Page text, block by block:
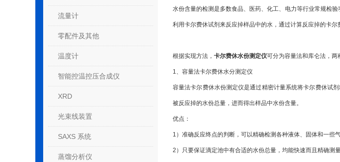
流量计
零配件及其他
温度计
智能控温控压合成仪
XRD
光束线装置
SAXS 系统
蒸馏分析仪
水份含量的检测是多数食品、医药、化工、电力等行业常规检验
利用卡尔费休试剂来反应掉样品中的水，通过计算反应掉的卡
根据实现方法， 卡尔费休水份测定仪可分为容量法和库仑法，两
1、容量法卡尔费休水分测定仪
容量法卡尔费休水份测定仪是通过精密计量系统将卡尔费休试
被反应掉的水份总量，进而得出样品中水份含量。
优点：
1）准确反应终点的判断，可以精确检测各种液体、固体和一些
2）只要保证滴定池中有合适的水份总量，均能快速而且精确测